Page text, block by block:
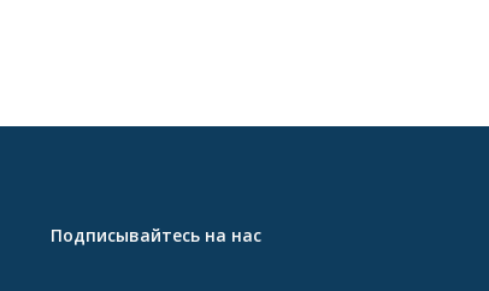
Подписывайтесь на нас